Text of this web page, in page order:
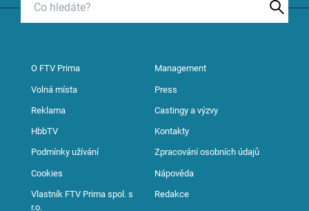
O FTV Prima Management
Volná místa Press
Reklama Castingy a výzvy
HbbTV Kontakty
Podmínky užívání Zpracování osobních údajů
Cookies Nápověda
Vlastník FTV Prima spol. s
r.o.
Redakce